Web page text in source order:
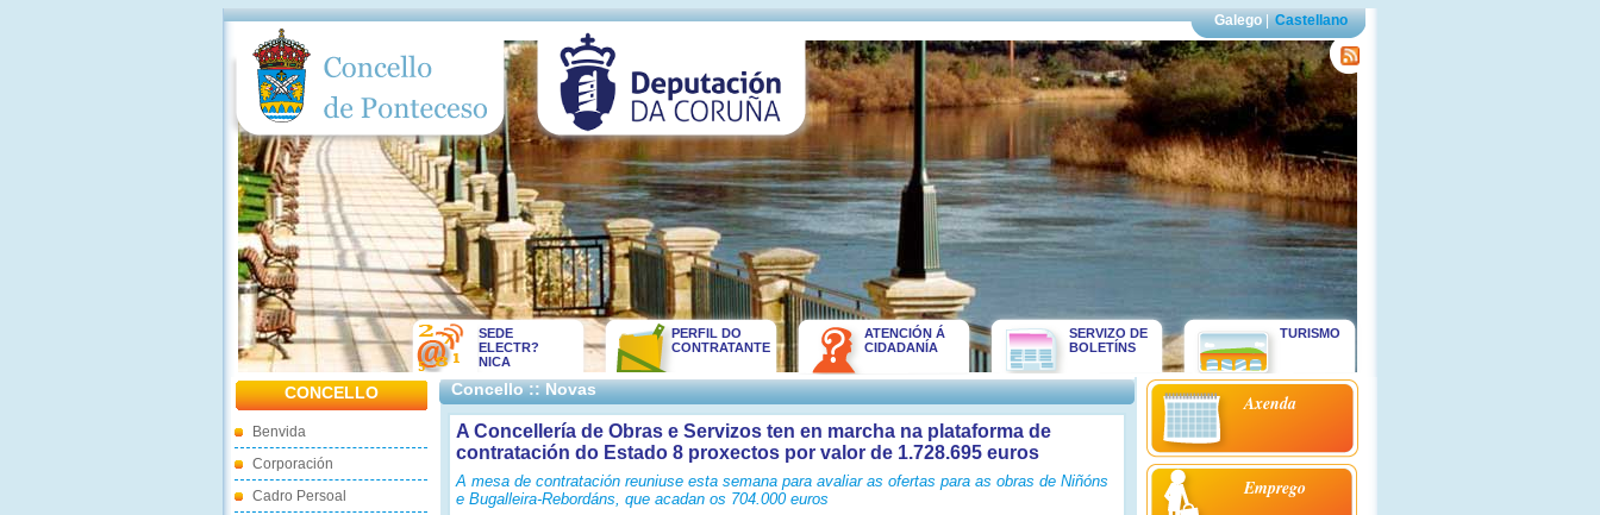
Galego| Castellano
SEDE
ELECTR?
NICA
PERFIL DO
CONTRATANTE
ATENCIÓN Á
CIDADANÍA
SERVIZO DE
BOLETÍNS
TURISMO
CONCELLO
Benvida
Corporación
Cadro Persoal
Concello :: Novas
A Concellería de Obras e Servizos ten en marcha na plataforma de
contratación do Estado 8 proxectos por valor de 1.728.695 euros
A mesa de contratación reuniuse esta semana para avaliar as ofertas para as obras de Niñóns
e Bugalleira-Rebordáns, que acadan os 704.000 euros
Axenda
Emprego